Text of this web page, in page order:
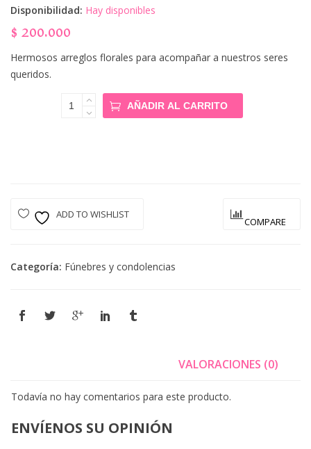
Disponibilidad: Hay disponibles
$ 200.000
Hermosos arreglos florales para acompañar a nuestros seres
queridos.
AÑADIR AL CARRITO
ADD TO WISHLIST
COMPARE
Categoría: Fúnebres y condolencias
VALORACIONES (0)
Todavía no hay comentarios para este producto.
ENVÍENOS SU OPINIÓN